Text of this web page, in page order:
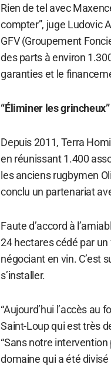
Rien de tel avec
compter”, juge Ludovic
GFV (Groupement
des parts à environ
garanties et le
“Éliminer les grincheux”
Depuis 2011, Terra
en réunissant 1.400
les anciens rugbymen
conclu un partenariat
Faute d’accord à
24 hectares cédé par
négociant en vin. C’est
s’installer.
“Aujourd’hui l’accès
Saint-Loup qui est très
“Sans notre
domaine qui a été divisé